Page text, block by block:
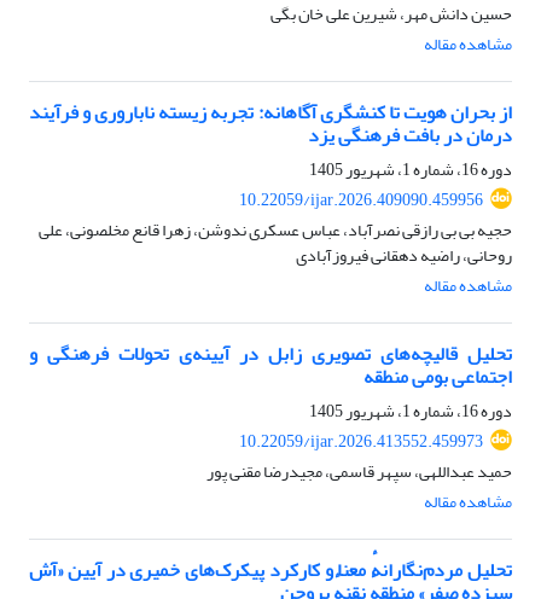
حسین دانش مهر، شیرین علی خان بگی
مشاهده مقاله
از بحران هویت تا کنشگری آگاهانه: تجربه زیسته ناباروری و فرآیند
درمان در بافت فرهنگی یزد
دوره 16، شماره 1، شهریور 1405
10.22059/ijar.2026.409090.459956
حجیه بی بی رازقی نصرآباد، عباس عسکری ندوشن، زهرا قانع مخلصونی، علی
روحانی، راضیه دهقانی فیروزآبادی
مشاهده مقاله
تحلیل قالیچه‌های تصویری زابل در آیینه‌ی تحولات فرهنگی و
اجتماعی بومی منطقه
دوره 16، شماره 1، شهریور 1405
10.22059/ijar.2026.413552.459973
حمید عبداللهی، سپهر قاسمی، مجیدرضا مقنی پور
مشاهده مقاله
تحلیل مردم‌نگارانهٔ معنا و کارکرد پیکرک‌های خمیری در آیین «آش